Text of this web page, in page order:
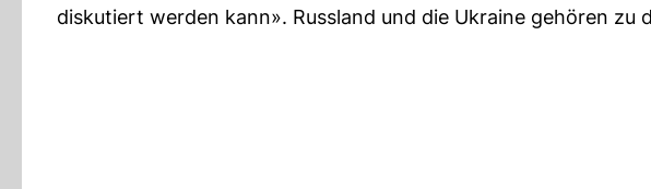
diskutiert werden kann». Russland und die Ukraine gehören zu